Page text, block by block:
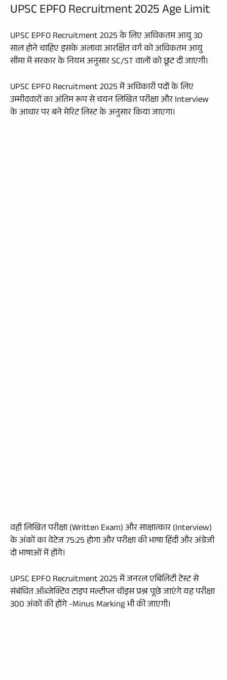
UPSC EPFO Recruitment 2025 Age Limit
UPSC EPFO Recruitment 2025 के लिए अधिकतम आयु 30
साल होने चाहिए इसके अलावा आरक्षित वर्ग को अधिकतम आयु
सीमा में सरकार के नियम अनुसार SC/ST वालों को छूट दी जाएगी।
UPSC EPFO Recruitment 2025 में अधिकारी पदों के लिए
उम्मीदवारों का अंतिम रूप से चयन लिखित परीक्षा और Interview
के आधार पर बने मेरिट लिस्ट के अनुसार किया जाएगा।
वही लिखित परीक्षा (Written Exam) और साक्षात्कार (Interview)
के अंकों का वेटेज 75:25 होगा और परीक्षा की भाषा हिंदी और अंग्रेजी
दो भाषाओं में होंगे।
UPSC EPFO Recruitment 2025 में जनरल एबिलिटी टेस्ट से
संबंधित ऑब्जेक्टिव टाइप मल्टीप्ल चॉइस प्रश्न पूछे जाएंगे यह परीक्षा
300 अंकों की होंगे -Minus Marking भी की जाएगी।